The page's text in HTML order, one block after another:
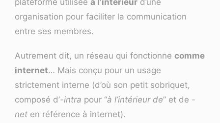
organisation pour faciliter la communication
entre ses membres.
Autrement dit, un réseau qui fonctionne comme
internet… Mais conçu pour un usage
strictement interne (d’où son petit sobriquet,
composé d’-intra pour “à l’intérieur de” et de -
net en référence à internet).